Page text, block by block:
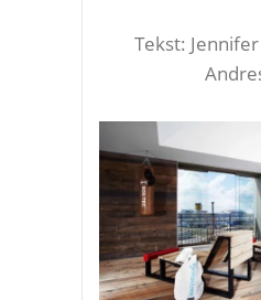
Tekst: